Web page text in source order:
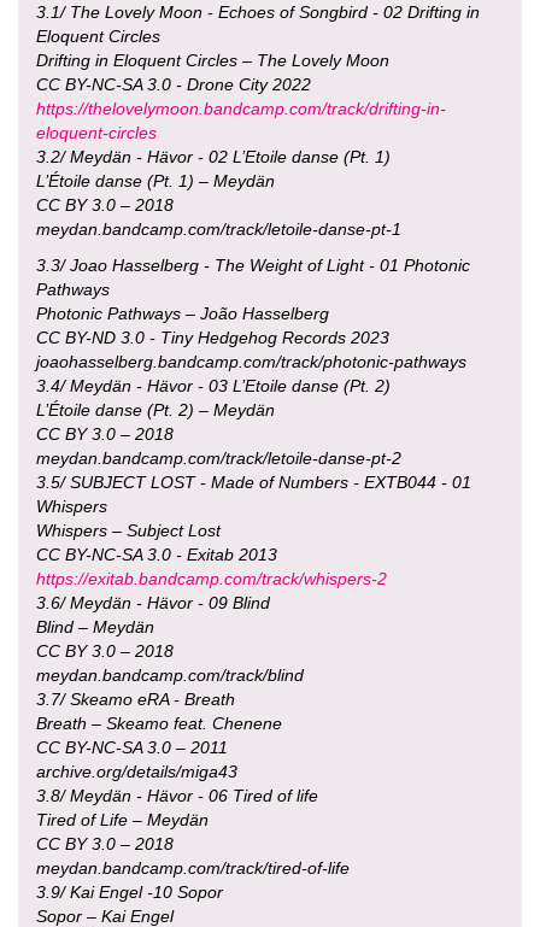
3.1/ The Lovely Moon - Echoes of Songbird - 02 Drifting in
Eloquent Circles
Drifting in Eloquent Circles – The Lovely Moon
CC BY-NC-SA 3.0 - Drone City 2022
https://thelovelymoon.bandcamp.com/track/drifting-in-
eloquent-circles
3.2/ Meydän - Hävor - 02 L’Etoile danse (Pt. 1)
L’Étoile danse (Pt. 1) – Meydän
CC BY 3.0 – 2018
meydan.bandcamp.com/track/letoile-danse-pt-1
3.3/ Joao Hasselberg - The Weight of Light - 01 Photonic
Pathways
Photonic Pathways – João Hasselberg
CC BY-ND 3.0 - Tiny Hedgehog Records 2023
joaohasselberg.bandcamp.com/track/photonic-pathways
3.4/ Meydän - Hävor - 03 L’Etoile danse (Pt. 2)
L’Étoile danse (Pt. 2) – Meydän
CC BY 3.0 – 2018
meydan.bandcamp.com/track/letoile-danse-pt-2
3.5/ SUBJECT LOST - Made of Numbers - EXTB044 - 01
Whispers
Whispers – Subject Lost
CC BY-NC-SA 3.0 - Exitab 2013
https://exitab.bandcamp.com/track/whispers-2
3.6/ Meydän - Hävor - 09 Blind
Blind – Meydän
CC BY 3.0 – 2018
meydan.bandcamp.com/track/blind
3.7/ Skeamo eRA - Breath
Breath – Skeamo feat. Chenene
CC BY-NC-SA 3.0 – 2011
archive.org/details/miga43
3.8/ Meydän - Hävor - 06 Tired of life
Tired of Life – Meydän
CC BY 3.0 – 2018
meydan.bandcamp.com/track/tired-of-life
3.9/ Kai Engel -10 Sopor
Sopor – Kai Engel